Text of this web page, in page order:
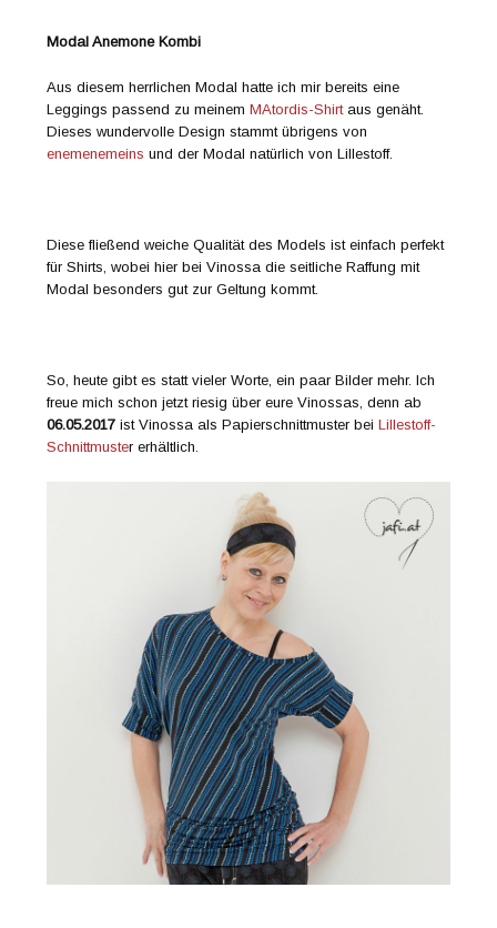
Modal Anemone Kombi
Aus diesem herrlichen Modal hatte ich mir bereits eine
Leggings passend zu meinemMAtordis-Shirtaus genäht.
Dieses wundervolle Design stammt übrigens von
enemenemeins und der Modal natürlich von Lillestoff.
Diese fließend weiche Qualität des Models ist einfach perfekt
für Shirts, wobei hier bei Vinossa die seitliche Raffung mit
Modal besonders gut zur Geltung kommt.
So, heute gibt es statt vieler Worte, ein paar Bilder mehr. Ich
freue mich schon jetzt riesig über eure Vinossas, denn ab
06.05.2017 ist Vinossa als Papierschnittmuster beiLillestoff-
Schnittmuster erhältlich.